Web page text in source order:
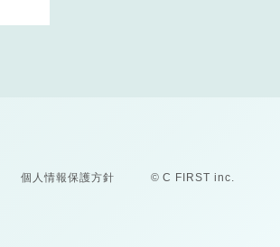
個人情報保護方針 © C FIRST inc.